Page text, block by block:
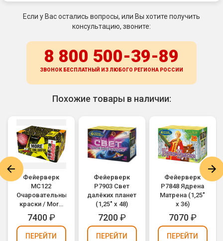
Если у Вас остались вопросы, или Вы хотите получить
консультацию, звоните:
8 800 500-39-89
ЗВОНОК БЕСПЛАТНЫЙ ИЗ ЛЮБОГО РЕГИОНА РОССИИ
Похожие товары в наличии:
Фейерверк
MC122
Очаровательные
краски / More
Colorful (0,8" х
80)
7400₽
ПЕРЕЙТИ
Фейерверк
Р7903 Свет
далёких планет
(1,25" х 48)
7200₽
ПЕРЕЙТИ
Фейерверк
Р7848 Ядрена
Матрена (1,25"
х 36)
7070₽
ПЕРЕЙТИ